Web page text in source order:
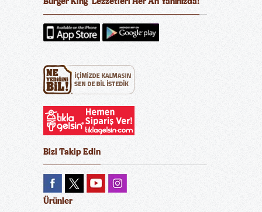
Bizi Takip Edin
Ürünler